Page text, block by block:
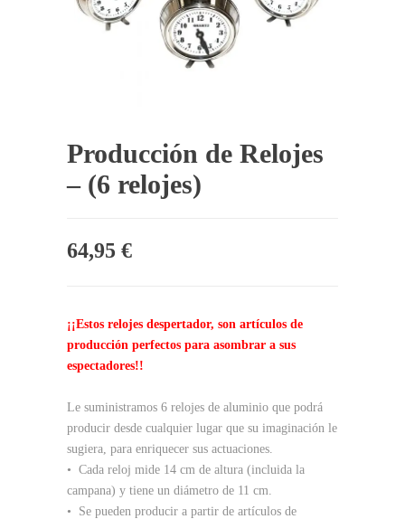
Producción de Relojes
– (6 relojes)
64,95 €
¡¡Estos relojes despertador, son artículos de
producción perfectos para asombrar a sus
espectadores!!
Le suministramos 6 relojes de aluminio que podrá
producir desde cualquier lugar que su imaginación le
sugiera, para enriquecer sus actuaciones.
• Cada reloj mide 14 cm de altura (incluida la
campana) y tiene un diámetro de 11 cm.
• Se pueden producir a partir de artículos de